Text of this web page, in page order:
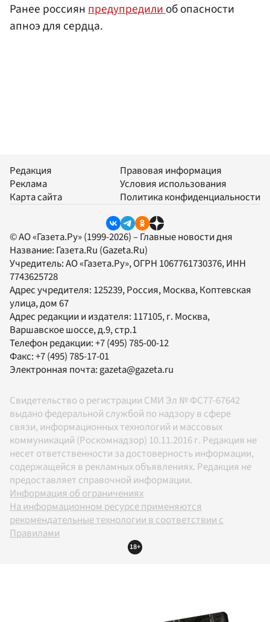
Ранее россиянпредупредилиоб опасности
апноэ для сердца.
Редакция
Реклама
Карта сайта
Правовая информация
Условия использования
Политика конфиденциальности
© АО «Газета.Ру» (1999-2026) – Главные новости дня
Название: Газета.Ru (Gazeta.Ru)
Учредитель:АО «Газета.Ру», ОГРН 1067761730376, ИНН
7743625728
Адрес учредителя: 125239, Россия, Москва, Коптевская
улица, дом 67
Адрес редакции и издателя: 117105, г. Москва,
Варшавское шоссе, д.9, стр.1
Телефон редакции:+7 (495) 785-00-12
Факс:+7 (495) 785-17-01
Электронная почта: gazeta@gazeta.ru
Свидетельство о регистрации СМИ Эл № ФС77-67642
выдано федеральной службой по надзору в сфере
связи, информационных технологий и массовых
коммуникаций (Роскомнадзор) 10.11.2016 г. Редакция не
несет ответственности за достоверность информации,
содержащейся в рекламных объявлениях. Редакция не
предоставляет справочной информации.
Информация об ограничениях
На информационном ресурсе применяются
рекомендательные технологии в соответствии с
Правилами
18+